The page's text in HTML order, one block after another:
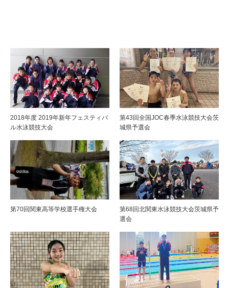
2018年度 2019年新年フェスティバ
ル水泳競技大会
第43回全国JOC春季水泳競技大会茨
城県予選会
第70回関東高等学校選手権大会
第68回北関東水泳競技大会茨城県予
選会